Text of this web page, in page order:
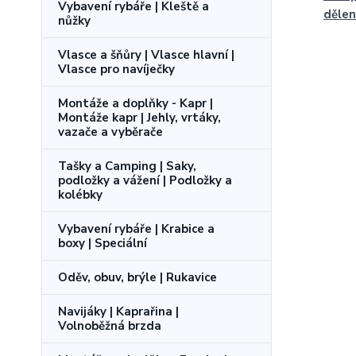
Vybavení rybáře | Kleště a
nůžky
Vlasce a šňůry | Vlasce hlavní |
Vlasce pro navíječky
Montáže a doplňky - Kapr |
Montáže kapr | Jehly, vrtáky,
vazače a vyběrače
Tašky a Camping | Saky,
podložky a vážení | Podložky a
kolébky
Vybavení rybáře | Krabice a
boxy | Speciální
Oděv, obuv, brýle | Rukavice
Navijáky | Kaprařina |
Volnoběžná brzda